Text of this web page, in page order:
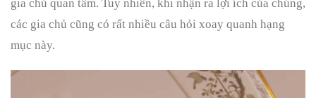
gia chủ quan tâm. Tuy nhiên, khi nhận ra lợi ích của chúng,
các gia chủ cũng có rất nhiều câu hỏi xoay quanh hạng
mục này.